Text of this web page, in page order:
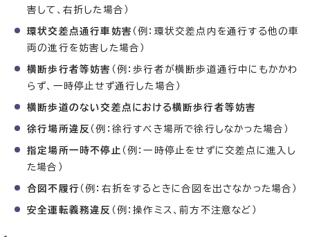
害して、右折した場合）
環状交差点通行車妨害 （例：環状交差点内を通行する他の車
両の進行を妨害した場合）
横断歩行者等妨害 （例：歩行者が横断歩道通行中にもかかわ
らず、一時停止せず通行した場合）
横断歩道のない交差点における横断歩行者等妨害
徐行場所違反 （例：徐行すべき場所で徐行しなかった場合）
指定場所一時不停止 （例：一時停止をせずに交差点に進入し
た場合）
合図不履行 （例：右折をするときに合図を出さなかった場合）
安全運転義務違反 （例：操作ミス、前方不注意など）